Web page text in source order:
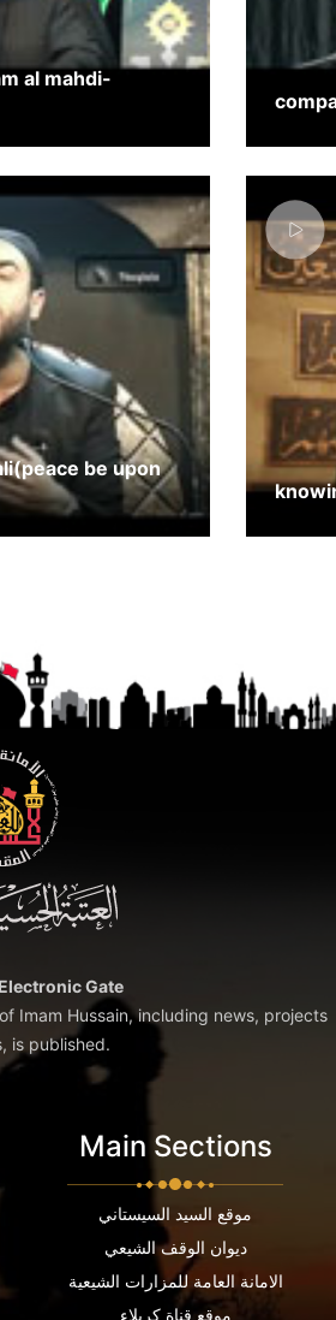
al mahdi-
be upon
Gate
Imam Hussain, including news, projects
is published.
Main Sections
موقع السيد السيستاني
ديوان الوقف الشيعي
الامانة العامة للمزارات الشيعية
موقع قناة كربلاء